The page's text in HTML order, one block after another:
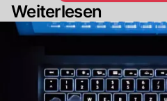
Weiterlesen